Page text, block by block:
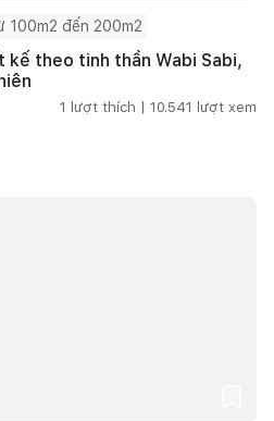
100m2 đến 200m2
kế theo tinh thần Wabi Sabi,
1 lượt thích | 10.541 lượt xem